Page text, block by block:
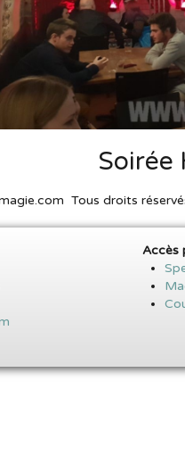
Soirée
Tous droits
Accès